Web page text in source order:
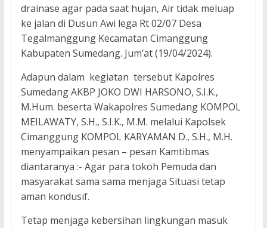
drainase agar pada saat hujan, Air tidak meluap
ke jalan di Dusun Awi lega Rt 02/07 Desa
Tegalmanggung Kecamatan Cimanggung
Kabupaten Sumedang. Jum’at (19/04/2024).
Adapun dalam kegiatan tersebut Kapolres
Sumedang AKBP JOKO DWI HARSONO, S.I.K.,
M.Hum. beserta Wakapolres Sumedang KOMPOL
MEILAWATY, S.H., S.I.K., M.M. melalui Kapolsek
Cimanggung KOMPOL KARYAMAN D., S.H., M.H.
menyampaikan pesan – pesan Kamtibmas
diantaranya :- Agar para tokoh Pemuda dan
masyarakat sama sama menjaga Situasi tetap
aman kondusif.
Tetap menjaga kebersihan lingkungan masuk